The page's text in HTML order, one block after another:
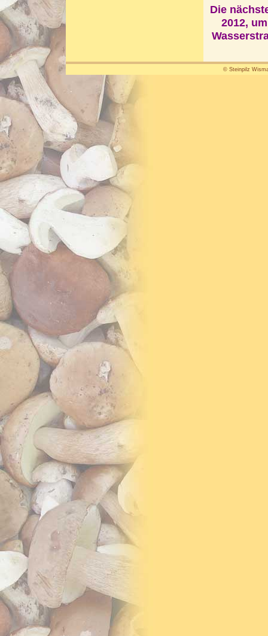
Die
2012,
© Steinpilz